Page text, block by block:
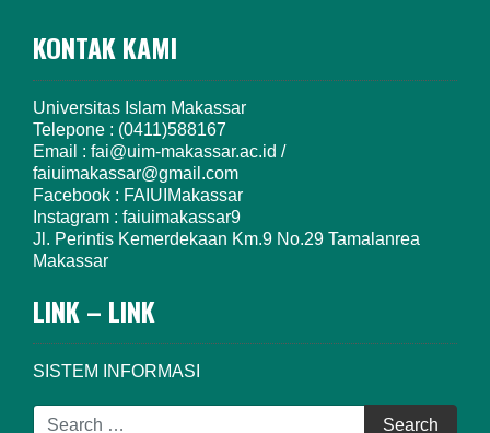
KONTAK KAMI
Universitas Islam Makassar
Telepone : (0411)588167
Email : fai@uim-makassar.ac.id /
faiuimakassar@gmail.com
Facebook : FAIUIMakassar
Instagram : faiuimakassar9
Jl. Perintis Kemerdekaan Km.9 No.29 Tamalanrea
Makassar
LINK – LINK
SISTEM INFORMASI